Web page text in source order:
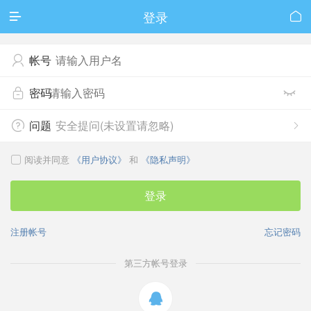
 登录 
 帐号
 密码 
 问题 
安全提问(未设置请忽略)
 阅读并同意 《用户协议》 和 《隐私声明》
登录
忘记密码
注册帐号
第三方帐号登录
